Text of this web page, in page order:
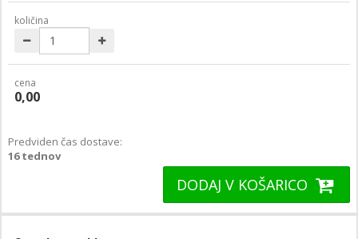
količina
cena
0,00
Predviden čas dostave:
16 tednov
DODAJ V KOŠARICO